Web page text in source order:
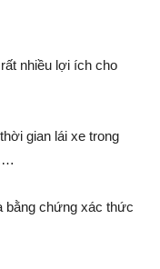
nhiều lợi ích cho
gian lái xe trong
bằng chứng xác thức